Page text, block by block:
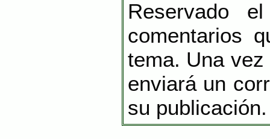
Reservado
comentarios
tema. Una
enviará un
su publicación.